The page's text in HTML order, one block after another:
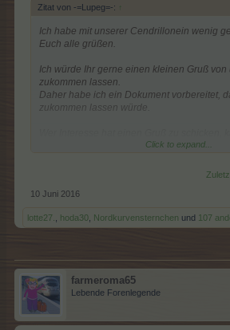
Zitat von -=Lupeg=-: ↑
Ich habe mit unserer Cendrillonein wenig
Euch alle grüßen.
Ich würde Ihr gerne einen kleinen Gruß von
zukommen lassen.
Daher habe ich ein Dokument vorbereitet,
zukommen lassen würde.
oder mit einem kleinen Bildchen hier
was nicht von Euch ist.
lg. Markus
Click to expand...
10 Juni 2016
lotte27. hoda30 Nordkurvensternchen und 107
farmeroma65
Lebende Forenlegende